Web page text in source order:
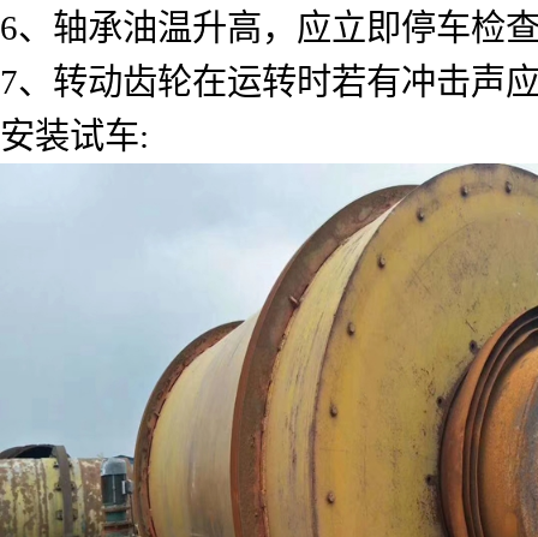
6、轴承油温升高，应立即停车检
7、转动齿轮在运转时若有冲击声
安装试车: